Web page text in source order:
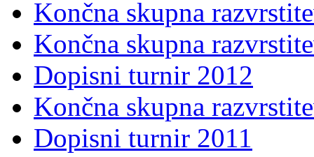
Končna skupna
Končna skupna
Dopisni turnir 2012
Končna skupna
Dopisni turnir 2011